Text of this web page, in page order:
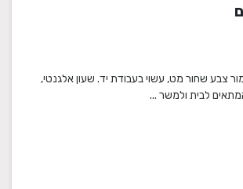
צבע שחור מט, עשוי בעבודת יד. שעון אלגנטי,
לבית ולמשר ...